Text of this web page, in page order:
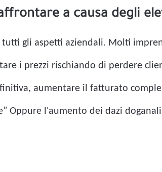
a causa degli
gli aspetti aziendali. Molti
i prezzi rischiando di perdere
aumentare il fatturato
Oppure l'aumento dei dazi